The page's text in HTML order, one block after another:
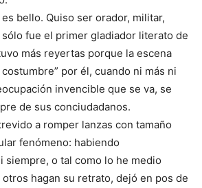
bello. Quiso ser orador, militar,
fue el primer gladiador literato de
más reyertas porque la escena
por él, cuando ni más ni
invencible que se va, se
de sus conciudadanos.
a romper lanzas con tamaño
fenómeno: habiendo
siempre, o tal como lo he medio
hagan su retrato, dejó en pos de